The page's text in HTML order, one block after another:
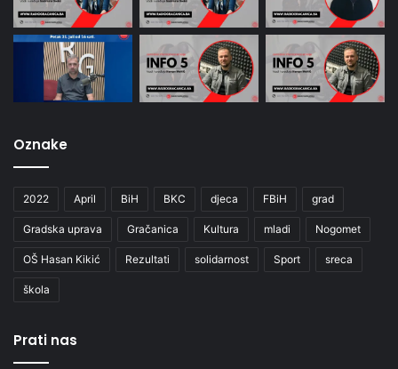
Oznake
2022 April BiH BKC djeca FBiH grad
Gradska uprava Gračanica Kultura mladi Nogomet
OŠ Hasan Kikić Rezultati solidarnost Sport sreca
škola
Prati nas